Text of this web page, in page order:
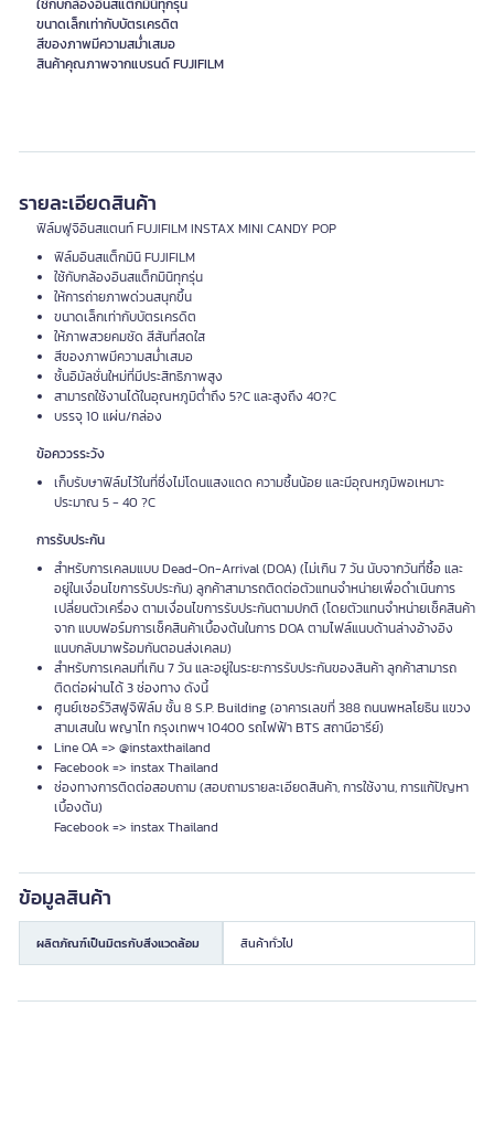
ใช้กับกล้องอินสแต็กมินิทุกรุ่น
ขนาดเล็กเท่ากับบัตรเครดิต
สีของภาพมีความสม่ำเสมอ
สินค้าคุณภาพจากแบรนด์ FUJIFILM
รายละเอียดสินค้า
ฟิล์มฟูจิอินสแตนท์ FUJIFILM INSTAX MINI CANDY POP
ฟิล์มอินสแต็กมินิ FUJIFILM
ใช้กับกล้องอินสแต็กมินิทุกรุ่น
ให้การถ่ายภาพด่วนสนุกขึ้น
ขนาดเล็กเท่ากับบัตรเครดิต
ให้ภาพสวยคมชัด สีสันที่สดใส
สีของภาพมีความสม่ำเสมอ
ชั้นอิมัลชั่นใหม่ที่มีประสิทธิภาพสูง
สามารถใช้งานได้ในอุณหภูมิต่ำถึง 5?C และสูงถึง 40?C
บรรจุ 10 แผ่น/กล่อง
ข้อคววรระวัง
เก็บรับษาฟิล์มไว้ในที่ซึ่งไม่โดนแสงแดด ความชื้นน้อย และมีอุณหภูมิพอเหมาะ
ประมาณ 5 - 40 ?C
การรับประกัน
สำหรับการเคลมแบบ Dead-On-Arrival (DOA) (ไม่เกิน 7 วัน นับจากวันที่ซื้อ และ
อยู่ในเงื่อนไขการรับประกัน) ลูกค้าสามารถติดต่อตัวแทนจำหน่ายเพื่อดำเนินการ
เปลี่ยนตัวเครื่อง ตามเงื่อนไขการรับประกันตามปกติ (โดยตัวแทนจำหน่ายเช็คสินค้า
จาก แบบฟอร์มการเช็คสินค้าเบื้องต้นในการ DOA ตามไฟล์แนบด้านล่างอ้างอิง
แนบกลับมาพร้อมกันตอนส่งเคลม)
สำหรับการเคลมที่เกิน 7 วัน และอยู่ในระยะการรับประกันของสินค้า ลูกค้าสามารถ
ติดต่อผ่านได้ 3 ช่องทาง ดังนี้
ศูนย์เซอร์วิสฟูจิฟิล์ม ชั้น 8 S.P. Building (อาคารเลขที่ 388 ถนนพหลโยธิน แขวง
สามเสนใน พญาไท กรุงเทพฯ 10400 รถไฟฟ้า BTS สถานีอารีย์)
Line OA => @instaxthailand
Facebook => instax Thailand
ช่องทางการติดต่อสอบถาม (สอบถามรายละเอียดสินค้า, การใช้งาน, การแก้ปัญหา
เบื้องต้น)
Facebook => instax Thailand
ข้อมูลสินค้า
ผลิตภัณฑ์เป็นมิตรกับสิ่งแวดล้อม สินค้าทั่วไป